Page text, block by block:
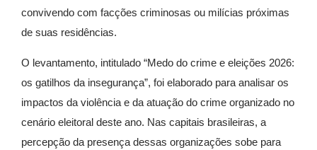
convivendo com facções criminosas ou milícias próximas
de suas residências.
O levantamento, intitulado “Medo do crime e eleições 2026:
os gatilhos da insegurança”, foi elaborado para analisar os
impactos da violência e da atuação do crime organizado no
cenário eleitoral deste ano. Nas capitais brasileiras, a
percepção da presença dessas organizações sobe para